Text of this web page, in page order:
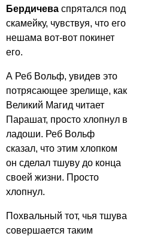
Бердичева спрятался под
скамейку, чувствуя, что его
нешама вот-вот покинет
его.
А Реб Вольф, увидев это
потрясающее зрелище, как
Великий Магид читает
Парашат, просто хлопнул в
ладоши. Реб Вольф
сказал, что этим хлопком
он сделал тшуву до конца
своей жизни. Просто
хлопнул.
Похвальный тот, чья тшува
совершается таким